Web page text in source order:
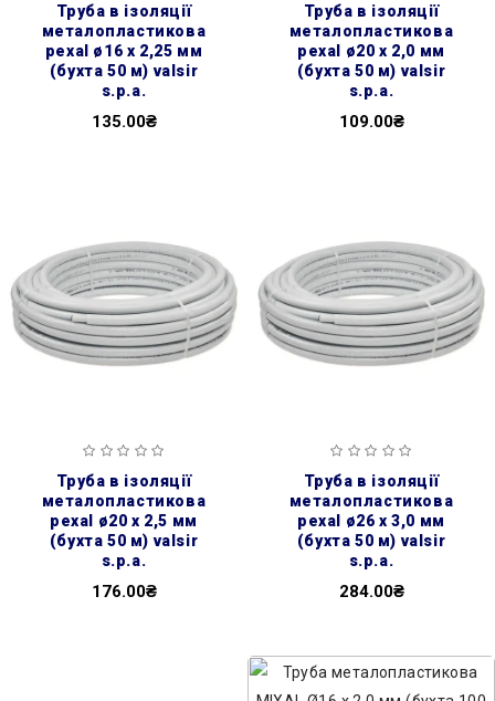
труба в ізоляції
металопластикова
pexal ø16 х 2,25 мм
(бухта 50 м) valsir
s.p.a.
135.00₴
труба в ізоляції
металопластикова
pexal ø20 х 2,0 мм
(бухта 50 м) valsir
s.p.a.
109.00₴
труба в ізоляції
металопластикова
pexal ø20 х 2,5 мм
(бухта 50 м) valsir
s.p.a.
176.00₴
труба в ізоляції
металопластикова
pexal ø26 х 3,0 мм
(бухта 50 м) valsir
s.p.a.
284.00₴